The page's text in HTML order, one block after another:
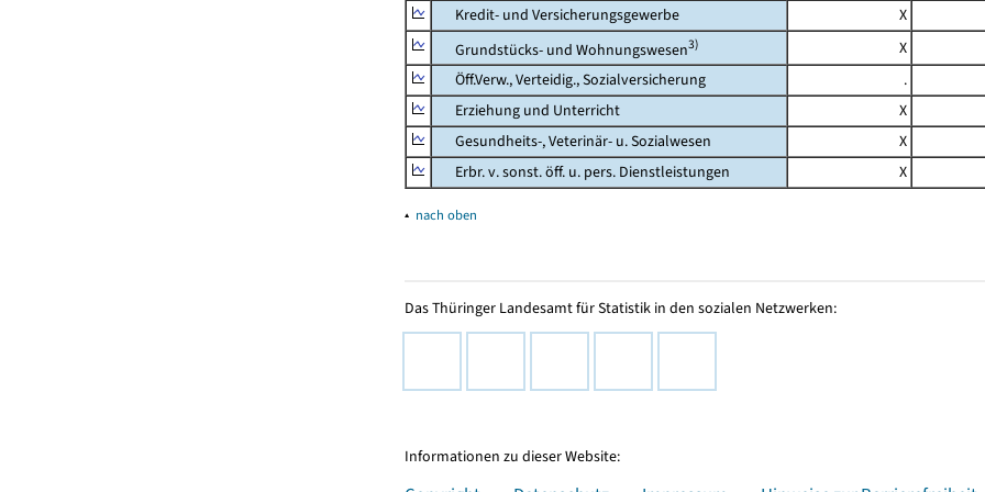
Kredit- und Versicherungsgewerbe
X
Grundstücks- und Wohnungswesen3) X
Öff.Verw., Verteidig., Sozialversicherung
.
Erziehung und Unterricht
X
Gesundheits-, Veterinär- u. Sozialwesen
X
Erbr. v. sonst. öff. u. pers. Dienstleistungen
X
▴ nach oben
Das Thüringer Landesamt für Statistik in den sozialen Netzwerken:
Informationen zu dieser Website: